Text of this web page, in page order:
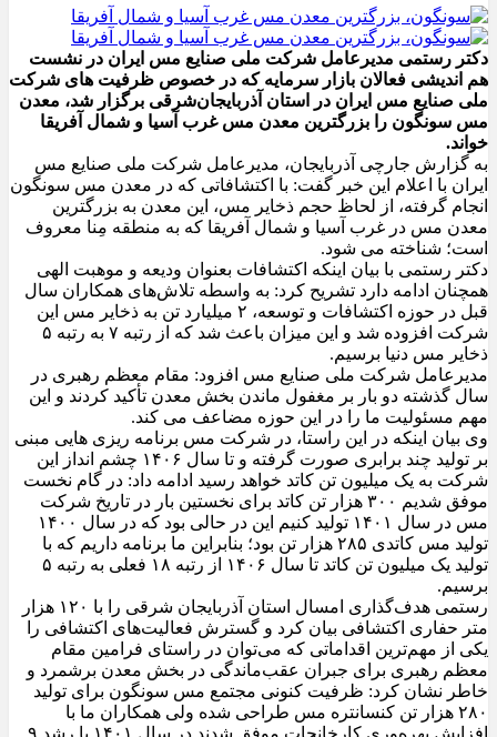
دکتر رستمی مدیرعامل شرکت ملی صنایع مس ایران در نشست
هم اندیشی فعالان بازار سرمایه که در خصوص ظرفیت های شرکت
ملی صنایع مس ایران در استان آذربایجان‌شرقی برگزار شد، معدن
مس سونگون را بزرگترین معدن مس غرب آسیا و شمال آفریقا
خواند.
به گزارش جارچی آذربایجان، مدیرعامل شرکت ملی صنایع مس
ایران با اعلام این خبر گفت: با اکتشافاتی که در معدن مس سونگون
انجام گرفته، از لحاظ حجم ذخایر مس، این معدن به بزرگترین
معدن مس در غرب آسیا و شمال آفریقا که به منطقه مِنا معروف
است؛ شناخته می شود.
دکتر رستمی با بیان اینکه اکتشافات بعنوان ودیعه و موهبت الهی
همچنان ادامه دارد تشریح کرد: به واسطه تلاش‌های همکاران سال
قبل در حوزه اکتشافات و توسعه، ۲ میلیارد تن به ذخایر مس این
شرکت افزوده شد و این میزان باعث شد که از رتبه ۷ به رتبه ۵
ذخایر مس دنیا برسیم.
مدیرعامل شرکت ملی صنایع مس افزود: مقام معظم رهبری در
سال گذشته دو بار بر مغفول ماندن بخش معدن تأکید کردند و این
مهم مسئولیت ما را در این حوزه مضاعف می کند.
وی بیان اینکه در این راستا، در شرکت مس برنامه ریزی هایی مبنی
بر تولید چند برابری صورت گرفته و تا سال ۱۴۰۶ چشم انداز این
شرکت به یک میلیون تن کاتد خواهد رسید ادامه داد: در گام نخست
موفق شدیم ۳۰۰ هزار تن کاتد برای نخستین بار در تاریخ شرکت
مس در سال ۱۴۰۱ تولید کنیم این در حالی بود که در سال ۱۴۰۰
تولید مس کاتدی ۲۸۵ هزار تن بود؛ بنابراین ما برنامه داریم که با
تولید یک میلیون تن کاتد تا سال ۱۴۰۶ از رتبه ۱۸ فعلی به رتبه ۵
برسیم.
رستمی هدف‌گذاری امسال استان آذربایجان شرقی را با ۱۲۰ هزار
متر حفاری اکتشافی بیان کرد و گسترش فعالیت‌های اکتشافی را
یکی از مهم‌ترین اقداماتی که می‌توان در راستای فرامین مقام
معظم رهبری برای جبران عقب‌ماندگی در بخش معدن برشمرد و
خاطر نشان کرد: ظرفیت کنونی مجتمع مس سونگون برای تولید
۲۸۰ هزار تن کنسانتره مس طراحی شده ولی همکاران ما با
افزایش بهره‌وری کارخانجات موفق شدند در سال ۱۴۰۱ با رشد ۹